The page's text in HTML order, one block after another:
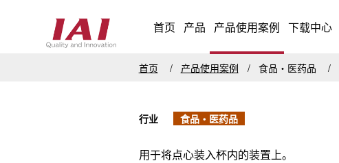
首页 产品 产品使用案例 下载中心
首页
产品使用案例 食品・医药品
行业 食品・医药品
用于将点心装入杯内的装置上。